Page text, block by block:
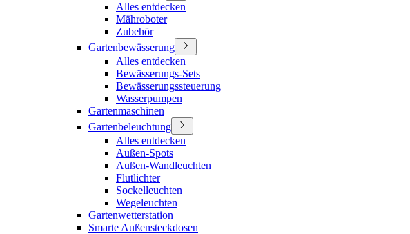
Alles entdecken
Mähroboter
Zubehör
Gartenbewässerung
Alles entdecken
Bewässerungs-Sets
Bewässerungssteuerung
Wasserpumpen
Gartenmaschinen
Gartenbeleuchtung
Alles entdecken
Außen-Spots
Außen-Wandleuchten
Flutlichter
Sockelleuchten
Wegeleuchten
Gartenwetterstation
Smarte Außensteckdosen